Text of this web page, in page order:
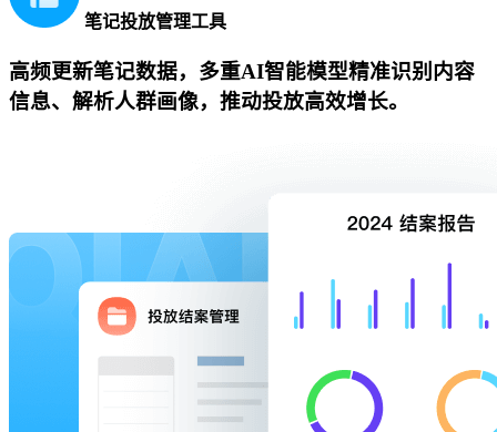
笔记投放管理工具
高频更新笔记数据，多重AI智能模型精准识别内容
信息、解析人群画像，推动投放高效增长。